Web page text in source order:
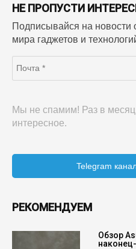
НЕ ПРОПУСТИ
Подписывайся на новости
мира гаджетов и
Мы не спамим! Раз в
интересное.
Telegram
РЕКОМЕНДУЕМ
Обзор